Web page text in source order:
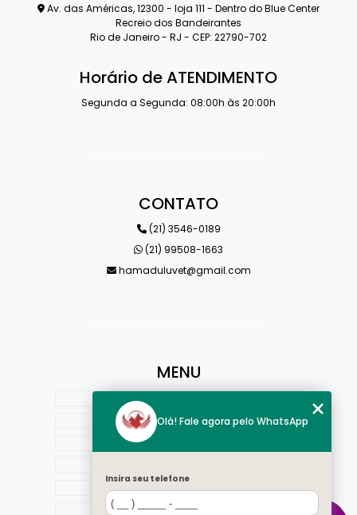
Av. das Américas, 12300 - loja 111 - Dentro do Blue Center
Recreio dos Bandeirantes
Rio de Janeiro - RJ - CEP: 22790-702
Horário de ATENDIMENTO
Segunda a Segunda: 08:00h às 20:00h
CONTATO
(21) 3546-0189
(21) 99508-1663
hamaduluvet@gmail.com
MENU
QUEM SOMOS
BLOG
CONTATO
Olá! Fale agora pelo WhatsApp
Insira seu telefone